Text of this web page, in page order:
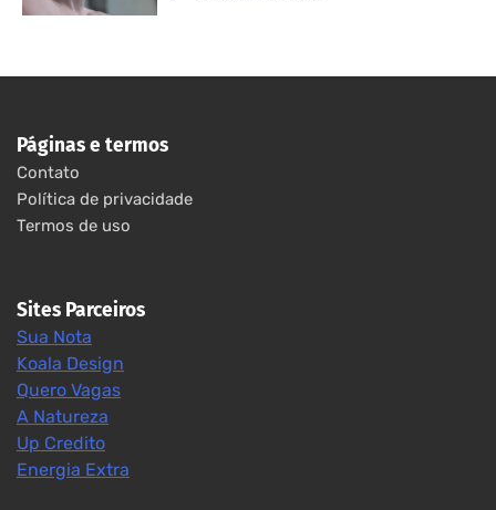
Páginas e termos
Contato
Política de privacidade
Termos de uso
Sites Parceiros
Sua Nota
Koala Design
Quero Vagas
A Natureza
Up Credito
Energia Extra